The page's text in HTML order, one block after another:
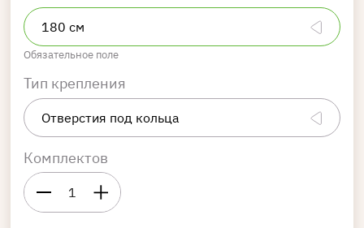
Обязательное поле
Тип крепления
Комплектов
1